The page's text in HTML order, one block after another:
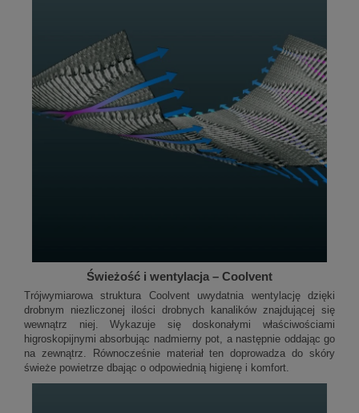
Świeżość i wentylacja – Coolvent
Trójwymiarowa struktura Coolvent uwydatnia wentylację dzięki
drobnym niezliczonej ilości drobnych kanalików znajdującej się
wewnątrz niej. Wykazuje się doskonałymi właściwościami
higroskopijnymi absorbując nadmierny pot, a następnie oddając go
na zewnątrz. Równocześnie materiał ten doprowadza do skóry
świeże powietrze dbając o odpowiednią higienę i komfort.